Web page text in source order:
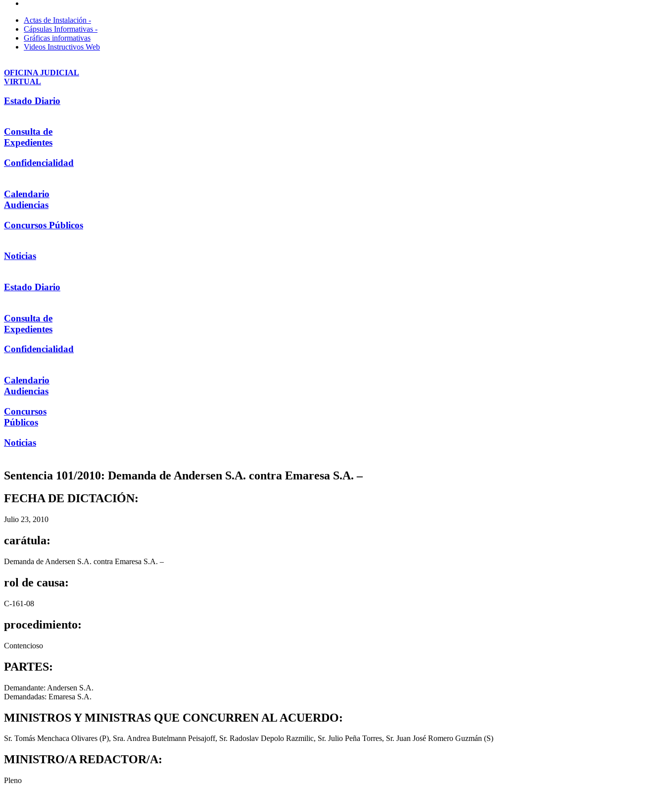
Actas de Instalación -
Cápsulas Informativas -
Gráficas informativas
Videos Instructivos Web
OFICINA JUDICIAL
VIRTUAL
Estado Diario
Consulta de
Expedientes
Confidencialidad
Calendario
Audiencias
Concursos Públicos
Noticias
Estado Diario
Consulta de
Expedientes
Confidencialidad
Calendario
Audiencias
Concursos
Públicos
Noticias
Sentencia 101/2010: Demanda de Andersen S.A. contra Emaresa S.A. –
FECHA DE DICTACIÓN:
Julio 23, 2010
carátula:
Demanda de Andersen S.A. contra Emaresa S.A. –
rol de causa:
C-161-08
procedimiento:
Contencioso
PARTES:
Demandante: Andersen S.A.
Demandadas: Emaresa S.A.
MINISTROS Y MINISTRAS QUE CONCURREN AL ACUERDO:
Sr. Tomás Menchaca Olivares (P), Sra. Andrea Butelmann Peisajoff, Sr. Radoslav Depolo Razmilic, Sr. Julio Peña Torres, Sr. Juan José Romero Guzmán (S)
MINISTRO/A REDACTOR/A:
Pleno